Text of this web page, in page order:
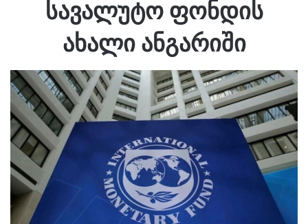
სავალუტო ფონდის
ახალი ანგარიში